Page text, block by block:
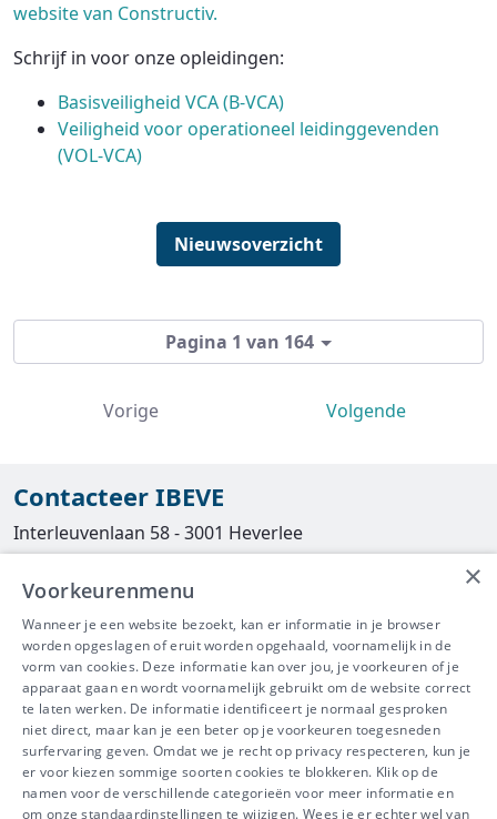
website van Constructiv.
Schrijf in voor onze opleidingen:
Basisveiligheid VCA (B-VCA)
Veiligheid voor operationeel leidinggevenden
(VOL-VCA)
Nieuwsoverzicht
Pagina 1 van 164
Vorige Volgende
Contacteer IBEVE
Interleuvenlaan 58 - 3001 Heverlee
016/390490
info@ibeve.be
asbest@ibeve.be
Ondernemingsnummer: 0436 612 044
×
Voorkeurenmenu
Wanneer je een website bezoekt, kan er informatie in je browser
worden opgeslagen of eruit worden opgehaald, voornamelijk in de
vorm van cookies. Deze informatie kan over jou, je voorkeuren of je
apparaat gaan en wordt voornamelijk gebruikt om de website correct
te laten werken. De informatie identificeert je normaal gesproken
niet direct, maar kan je een beter op je voorkeuren toegesneden
surfervaring geven. Omdat we je recht op privacy respecteren, kun je
er voor kiezen sommige soorten cookies te blokkeren. Klik op de
namen voor de verschillende categorieën voor meer informatie en
om onze standaardinstellingen te wijzigen. Wees je er echter wel van